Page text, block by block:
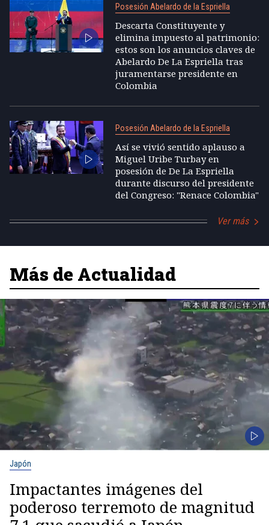
Posesión Abelardo de la Espriella
Descarta Constituyente y
elimina impuesto al patrimonio:
estos son los anuncios claves de
Abelardo De La Espriella tras
juramentarse presidente en
Colombia
Posesión Abelardo de la Espriella
Así se vivió sentido aplauso a
Miguel Uribe Turbay en
posesión de De La Espriella
durante discurso del presidente
del Congreso: "Renace Colombia"
Ver más
Más de Actualidad
Japón
Impactantes imágenes del
poderoso terremoto de magnitud